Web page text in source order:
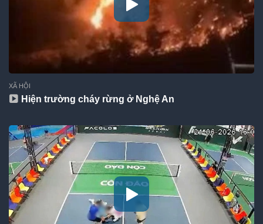
XÃ HỘI
Hiện trường cháy rừng ở Nghệ An